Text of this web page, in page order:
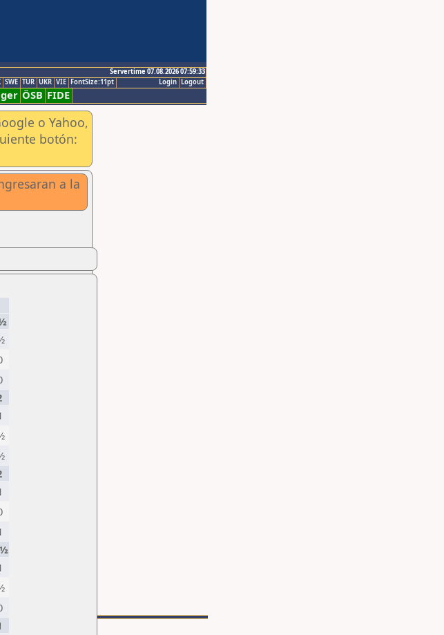
Servertime 07.08.2026 07:59:33
Logout
Login
SWE TUR UKR VIE FontSize:11pt
ÖSB FIDE
o Yahoo,
botón:
a la